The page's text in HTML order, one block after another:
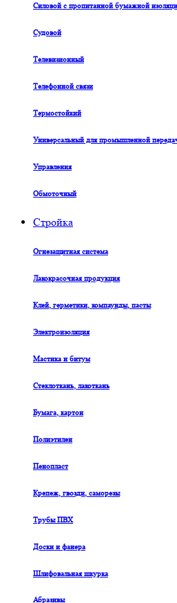
Силовой с пропитанной бумажной
Судовой
Телевизионный
Телефонной связи
Термостойкий
Универсальный для промышленной
Управления
Обмоточный
Стройка
Огнезащитная система
Лакокрасочная продукция
Клей, герметики, компаунды, пасты
Электроизоляция
Мастика и битум
Стеклоткань, лакоткань
Бумага, картон
Полиэтилен
Пенопласт
Крепеж, гвозди, саморезы
Трубы ПВХ
Доски и фанера
Шлифовальная шкурка
Абразивы